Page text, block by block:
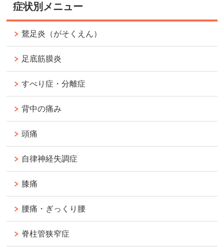
症状別メニュー
鵞足炎（がそくえん）
足底筋膜炎
すべり症・分離症
背中の痛み
頭痛
自律神経失調症
膝痛
腰痛・ぎっくり腰
脊柱管狭窄症